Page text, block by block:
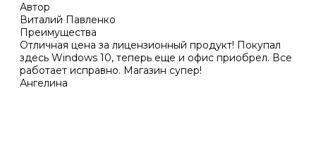
Автор
Виталий Павленко
Преимущества
Отличная цена за лицензионный продукт! Покупал
здесь Windows 10, теперь еще и офис приобрел. Все
работает исправно. Магазин супер!
Ангелина